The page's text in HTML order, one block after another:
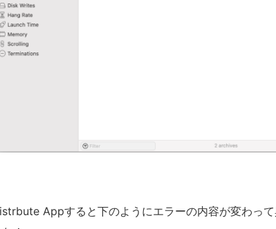
Appすると下のようにエラーの内容が変わっ